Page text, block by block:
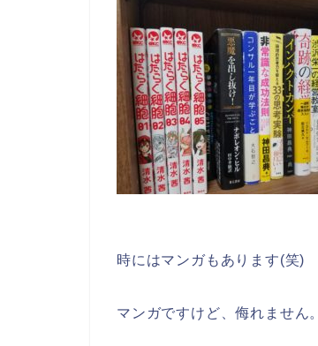
時にはマンガもあります(笑)
マンガですけど、侮れません。